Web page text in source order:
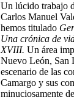
Un lúcido trabajo
Carlos Manuel
hemos titulado
Una crónica de
XVIII. Un área
Nuevo León, San
escenario de las
Camargo y sus
minuciosamente